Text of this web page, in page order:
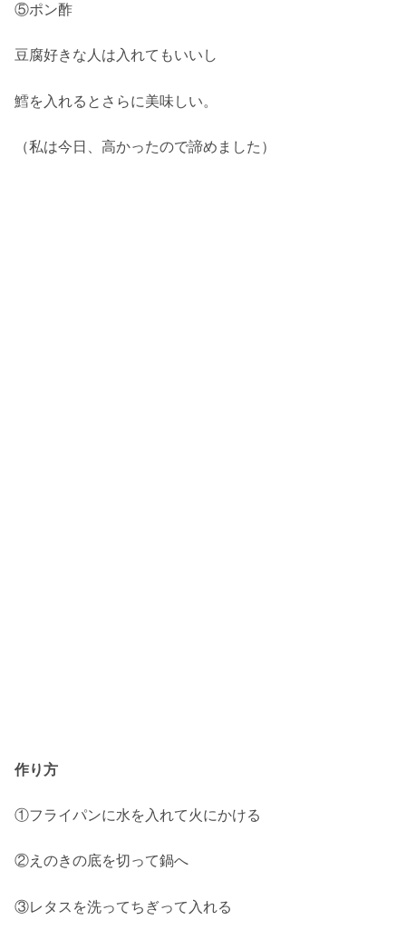
⑤ポン酢
豆腐好きな人は入れてもいいし
鱈を入れるとさらに美味しい。
（私は今日、高かったので諦めました）
作り方
①フライパンに水を入れて火にかける
②えのきの底を切って鍋へ
③レタスを洗ってちぎって入れる